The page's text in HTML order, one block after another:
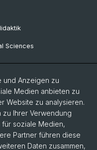
Sciences
und Anzeigen zu
Medien anbieten zu
Website zu analysieren.
Ihrer Verwendung
soziale Medien,
Partner führen diese
Daten zusammen,